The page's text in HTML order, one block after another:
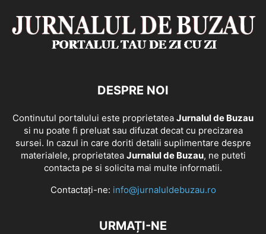
DESPRE NOI
Continutul portalului este proprietatea Jurnalul de Buzau
si nu poate fi preluat sau difuzat decat cu precizarea
sursei. In cazul in care doriti detalii suplimentare despre
materialele, proprietatea Jurnalul de Buzau, ne puteti
contacta pe si solicita mai multe informatii.
Contactați-ne: info@jurnaluldebuzau.ro
URMAȚI-NE